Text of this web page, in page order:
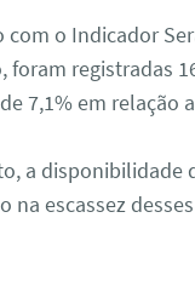
com o Indicador
foram registradas
7,1% em relação
a disponibilidade
na escassez